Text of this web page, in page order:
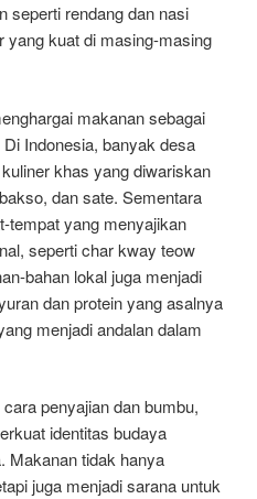
seperti rendang dan nasi
yang kuat di masing-masing
makanan sebagai
Indonesia, banyak desa
khas yang diwariskan
dan sate. Sementara
tempat yang menyajikan
seperti char kway teow
bahan lokal juga menjadi
dan protein yang asalnya
menjadi andalan dalam
penyajian dan bumbu,
identitas budaya
Makanan tidak hanya
juga menjadi sarana untuk